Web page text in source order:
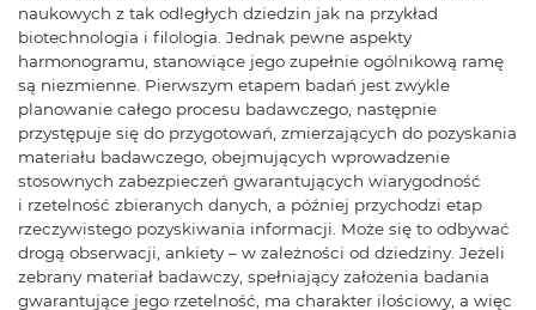
naukowych z tak odległych dziedzin jak na przykład
biotechnologia i filologia. Jednak pewne aspekty
harmonogramu, stanowiące jego zupełnie ogólnikową ramę
są niezmienne. Pierwszym etapem badań jest zwykle
planowanie całego procesu badawczego, następnie
przystępuje się do przygotowań, zmierzających do pozyskania
materiału badawczego, obejmujących wprowadzenie
stosownych zabezpieczeń gwarantujących wiarygodność
i rzetelność zbieranych danych, a później przychodzi etap
rzeczywistego pozyskiwania informacji. Może się to odbywać
drogą obserwacji, ankiety – w zależności od dziedziny. Jeżeli
zebrany materiał badawczy, spełniający założenia badania
gwarantujące jego rzetelność, ma charakter ilościowy, a więc